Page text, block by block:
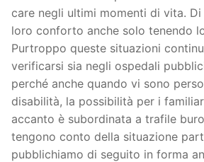
care negli ultimi momenti di vita.
loro conforto anche solo tenendo
Purtroppo queste situazioni
verificarsi sia negli ospedali
perché anche quando vi sono
disabilità, la possibilità per i
accanto è subordinata a trafile
tengono conto della situazione
pubblichiamo di seguito in forma